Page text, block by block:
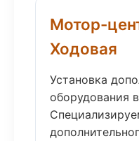
Мотор-
Ходовая
Установка
оборудования